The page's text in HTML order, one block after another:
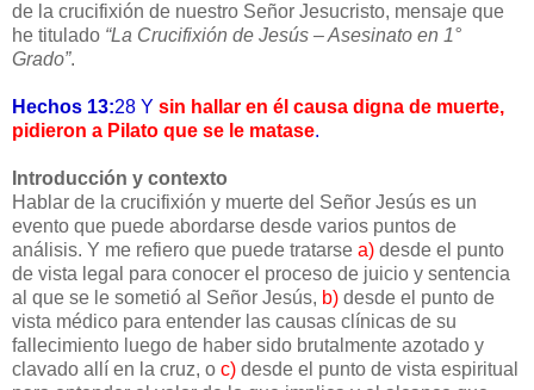
de la crucifixión de nuestro Señor Jesucristo, mensaje que
he titulado “La Crucifixión de Jesús – Asesinato en 1°
Grado”.
Hechos 13:28 Y sin hallar en él causa digna de muerte,
pidieron a Pilato que se le matase.
Introducción y contexto
Hablar de la crucifixión y muerte del Señor Jesús es un
evento que puede abordarse desde varios puntos de
análisis. Y me refiero que puede tratarse a) desde el punto
de vista legal para conocer el proceso de juicio y sentencia
al que se le sometió al Señor Jesús, b) desde el punto de
vista médico para entender las causas clínicas de su
fallecimiento luego de haber sido brutalmente azotado y
clavado allí en la cruz, o c) desde el punto de vista espiritual